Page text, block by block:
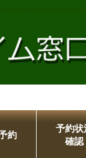
約
予約状
確認